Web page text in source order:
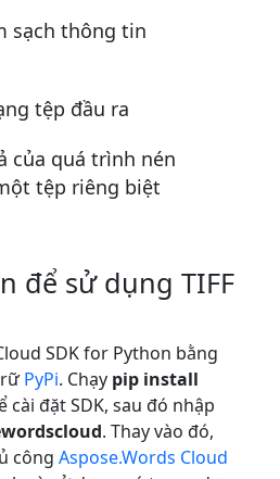
sạch thông tin
tệp đầu ra
của quá trình nén
tệp riêng biệt
để sử dụng TIFF
SDK for Python bằng
PyPi. Chạy pip install
cài đặt SDK, sau đó nhập
. Thay vào đó,
công Aspose.Words Cloud